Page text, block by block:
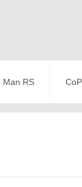
Man RS CoP